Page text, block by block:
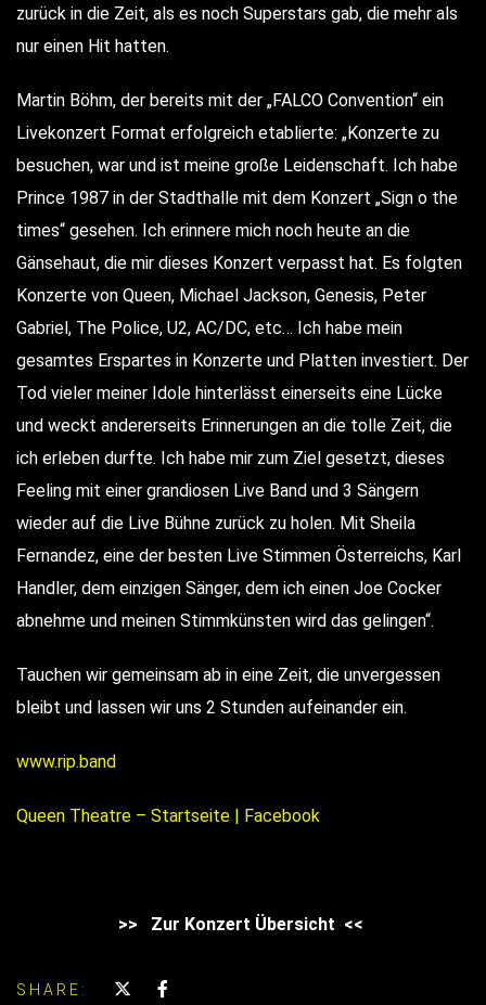
zurück in die Zeit, als es noch Superstars gab, die mehr als
nur einen Hit hatten.
Martin Böhm, der bereits mit der „FALCO Convention“ ein
Livekonzert Format erfolgreich etablierte: „Konzerte zu
besuchen, war und ist meine große Leidenschaft. Ich habe
Prince 1987 in der Stadthalle mit dem Konzert „Sign o the
times“ gesehen. Ich erinnere mich noch heute an die
Gänsehaut, die mir dieses Konzert verpasst hat. Es folgten
Konzerte von Queen, Michael Jackson, Genesis, Peter
Gabriel, The Police, U2, AC/DC, etc… Ich habe mein
gesamtes Erspartes in Konzerte und Platten investiert. Der
Tod vieler meiner Idole hinterlässt einerseits eine Lücke
und weckt andererseits Erinnerungen an die tolle Zeit, die
ich erleben durfte. Ich habe mir zum Ziel gesetzt, dieses
Feeling mit einer grandiosen Live Band und 3 Sängern
wieder auf die Live Bühne zurück zu holen. Mit Sheila
Fernandez, eine der besten Live Stimmen Österreichs, Karl
Handler, dem einzigen Sänger, dem ich einen Joe Cocker
abnehme und meinen Stimmkünsten wird das gelingen“.
Tauchen wir gemeinsam ab in eine Zeit, die unvergessen
bleibt und lassen wir uns 2 Stunden aufeinander ein.
www.rip.band
Queen Theatre – Startseite | Facebook
>> Zur Konzert Übersicht <<
SHARE: